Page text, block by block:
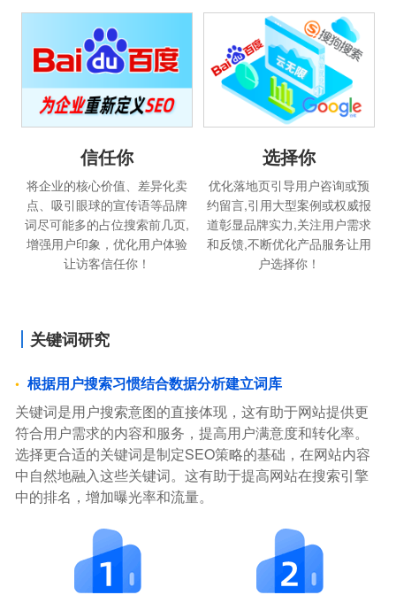
信任你
将企业的核心价值、差异化卖
点、吸引眼球的宣传语等品牌
词尽可能多的占位搜索前几页,
增强用户印象，优化用户体验
让访客信任你！
选择你
优化落地页引导用户咨询或预
约留言,引用大型案例或权威报
道彰显品牌实力,关注用户需求
和反馈,不断优化产品服务让用
户选择你！
关键词研究
根据用户搜索习惯结合数据分析建立词库
关键词是用户搜索意图的直接体现，这有助于网站提供更
符合用户需求的内容和服务，提高用户满意度和转化率。
选择更合适的关键词是制定SEO策略的基础，在网站内容
中自然地融入这些关键词。这有助于提高网站在搜索引擎
中的排名，增加曝光率和流量。